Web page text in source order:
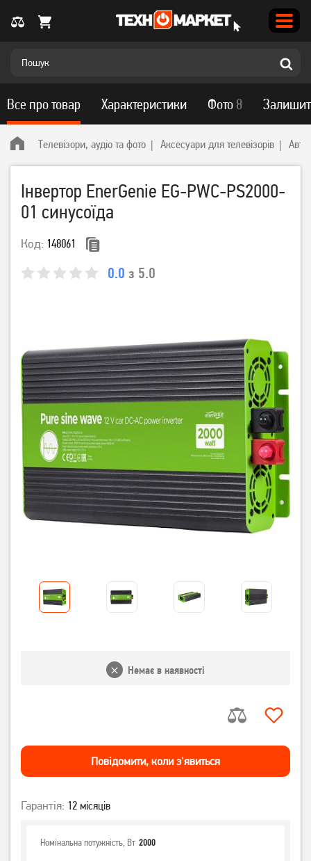
Телевізори, аудіо та фото Аксесуари для телевізорів
Інвертор EnerGenie EG-PWC-PS2000-
01 синусоїда
Код: 148061
0.0 з 5.0
Все про товар Характеристики Фото 8
Немає в наявності
Повiдомити, коли з'явиться
Гарантія: 12 місяців
Номінальна потужність, Вт 2000